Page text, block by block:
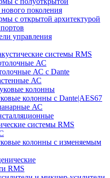
поколения
с открытой архитектурой
управления
системы RMS
АС
АС с Dante
АС
колонны
колонны с Dante|AES67
АС
системы RMS
колонны с изменяемым
RMS